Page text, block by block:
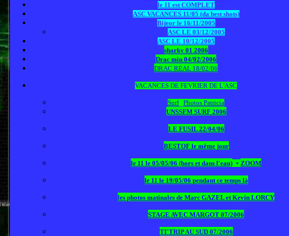
le 11 est COMPLET
ASC VACANCES 11/05 (da best shots)
Bijeor le 16/11/2005
ASC LE 03/12/2005
ASC LE 10/12/2005
sharky 01 2006
Drac min 04/02/2006
DRAC REAL 18/02/06
VACANCES DE FEVRIER DE L'ASC
Surf Photos Patricia
UNSSFM SURF 2006
LE FUSIL 22/04/06
BESTOF le même jour
le 11 le 05/05/06 (hors et dans l'eau) + ZOOM
le 11 le 19/05/06 pendant ce temps là
les photos matinales de Marc GAZEL et Kevin LORCY
STAGE AVEC MARGOT 07/2006
TI'TRIP AU SUD 07/2006